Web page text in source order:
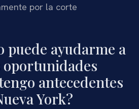
por la corte
puede ayudarme a
antecedentes
York?